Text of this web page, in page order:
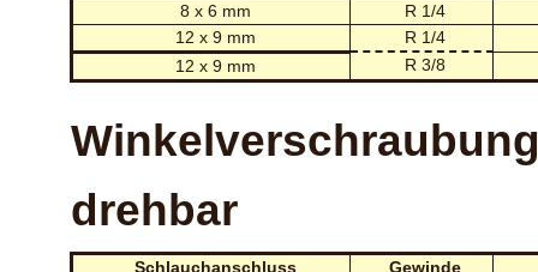
8 x 6 mm
R 1/4
12 x 9 mm
R 1/4
12 x 9 mm
R 3/8
drehbar
Schlauchanschluss
Gewinde